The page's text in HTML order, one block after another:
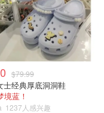
$79.99
士经典厚底洞洞鞋
境蓝！
1237人感兴趣